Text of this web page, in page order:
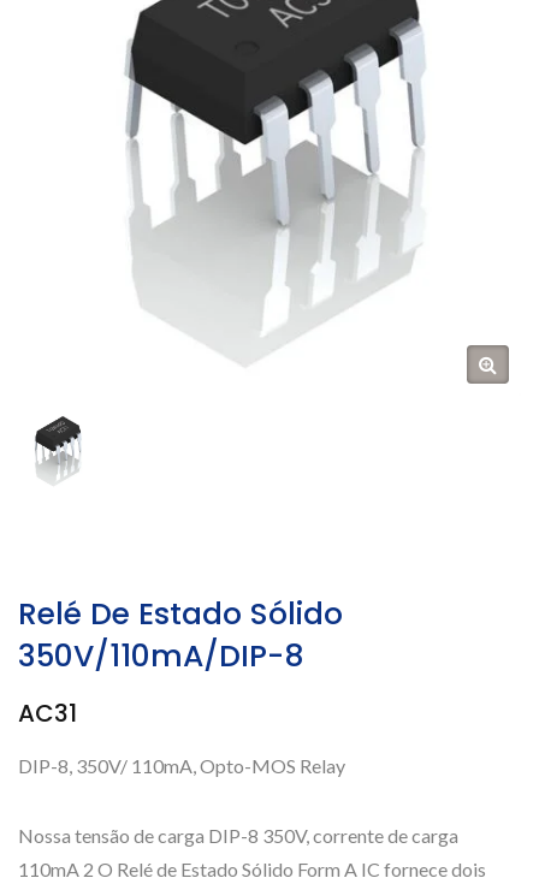
Relé De Estado Sólido
350V/110mA/DIP-8
AC31
DIP-8, 350V/ 110mA, Opto-MOS Relay
Nossa tensão de carga DIP-8 350V, corrente de carga
110mA 2 O Relé de Estado Sólido Form A IC fornece dois